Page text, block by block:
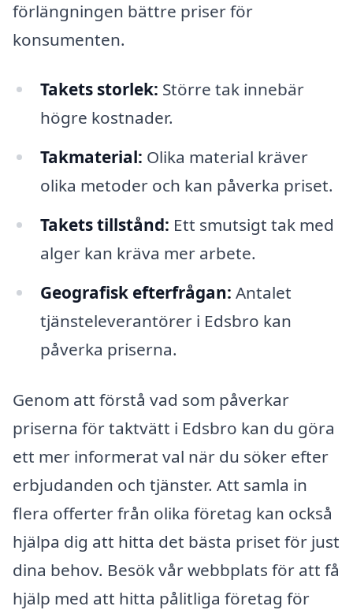
förlängningen bättre priser för
konsumenten.
Takets storlek: Större tak innebär
högre kostnader.
Takmaterial: Olika material kräver
olika metoder och kan påverka priset.
Takets tillstånd: Ett smutsigt tak med
alger kan kräva mer arbete.
Geografisk efterfrågan: Antalet
tjänsteleverantörer i Edsbro kan
påverka priserna.
Genom att förstå vad som påverkar
priserna för taktvätt i Edsbro kan du göra
ett mer informerat val när du söker efter
erbjudanden och tjänster. Att samla in
flera offerter från olika företag kan också
hjälpa dig att hitta det bästa priset för just
dina behov. Besök vår webbplats för att få
hjälp med att hitta pålitliga företag för